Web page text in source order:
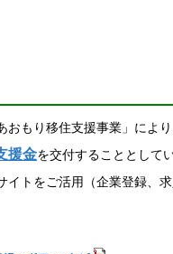
もり移住支援事業」により
援金を交付することとして
トをご活用（企業登録、求